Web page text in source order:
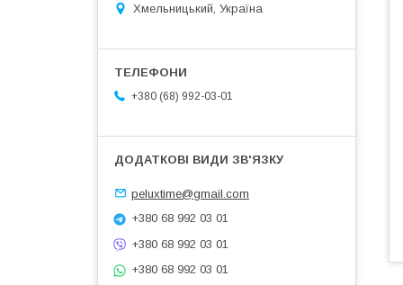
Хмельницький, Україна
+380 (68) 992-03-01
peluxtime@gmail.com
+380 68 992 03 01
+380 68 992 03 01
+380 68 992 03 01